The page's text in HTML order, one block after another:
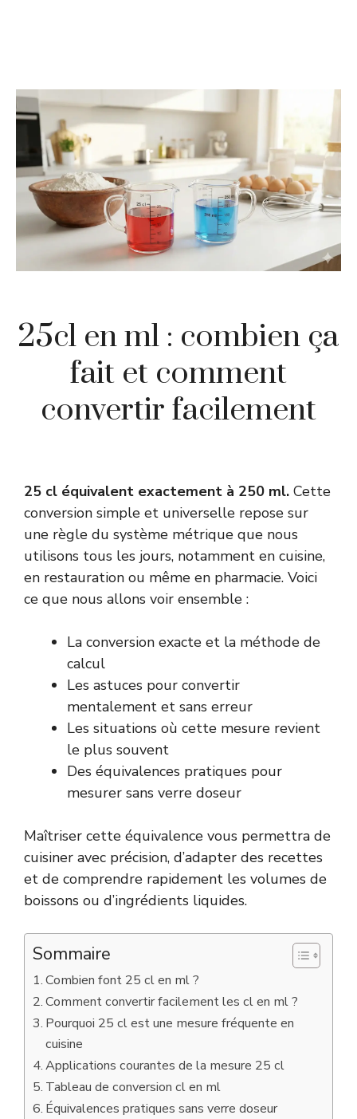
25cl en ml : combien ça
fait et comment
convertir facilement
25 cl équivalent exactement à 250 ml. Cette
conversion simple et universelle repose sur
une règle du système métrique que nous
utilisons tous les jours, notamment en cuisine,
en restauration ou même en pharmacie. Voici
ce que nous allons voir ensemble :
La conversion exacte et la méthode de
calcul
Les astuces pour convertir
mentalement et sans erreur
Les situations où cette mesure revient
le plus souvent
Des équivalences pratiques pour
mesurer sans verre doseur
Maîtriser cette équivalence vous permettra de
cuisiner avec précision, d’adapter des recettes
et de comprendre rapidement les volumes de
boissons ou d’ingrédients liquides.
Sommaire
Combien font 25 cl en ml ?
Comment convertir facilement les cl en ml ?
Pourquoi 25 cl est une mesure fréquente en
cuisine
Applications courantes de la mesure 25 cl
Tableau de conversion cl en ml
Équivalences pratiques sans verre doseur